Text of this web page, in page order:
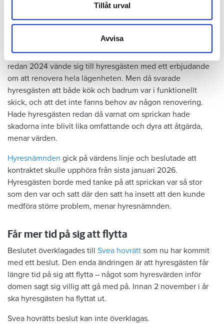
Dessa kan i sin tur kombinera informationen med annan
information som du har tillhandahållit eller som de har
samlat in när du har använt deras tjänster.
Tillåt urval
Avvisa
Tyckte inte renovering var nödvändig
Värden har en annan uppfattning, och påpekar att företaget
redan 2024 vände sig till hyresgästen med ett erbjudande
om att renovera hela lägenheten. Men då svarade
hyresgästen att både kök och badrum var i funktionellt
skick, och att det inte fanns behov av någon renovering.
Hade hyresgästen redan då varnat om sprickan hade
skadorna inte blivit lika omfattande och dyra att åtgärda,
menar värden.
Hyresnämnden gick på värdens linje och beslutade att
kontraktet skulle upphöra från sista januari 2026.
Hyresgästen borde med tanke på att sprickan var så stor
som den var och satt där den satt ha insett att den kunde
medföra större problem, menar hyresnämnden.
Får mer tid på sig att flytta
Beslutet överklagades till Svea hovrätt som nu har kommit
med ett beslut. Den enda ändringen är att hyresgästen får
längre tid på sig att flytta – något som hyresvärden inför
domen sagt sig villig att gå med på. Innan 2 november i år
ska hyresgästen ha flyttat ut.
Svea hovrätts beslut kan inte överklagas.